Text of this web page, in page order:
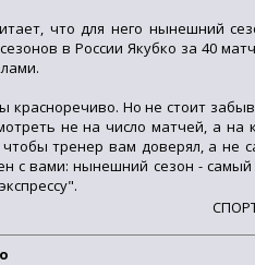
что для него нынешний
в России Якубко за 40
красноречиво. Но не стоит
не на число матчей, а на
тренер вам доверял, а не
с вами: нынешний сезон -